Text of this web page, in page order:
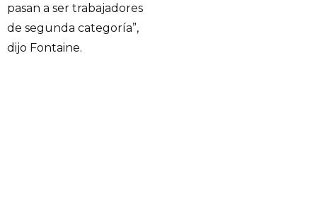
pasan a ser trabajadores
de segunda categoría”,
dijo Fontaine.